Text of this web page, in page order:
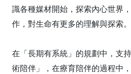
識各種媒材開始，探索內心世界
作，對生命有更多的理解與探索。
在「長期有系統」的規劃中，支
術陪伴」，在療育陪伴的過程中